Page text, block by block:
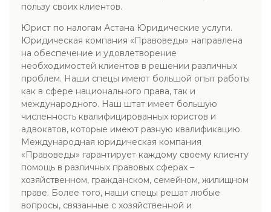
пользу своих клиентов.
Юрист по налогам Астана Юридические услуги.
Юридическая компания «Правоведы» направлена
на обеспечение и удовлетворение
необходимостей клиентов в решении различных
проблем. Наши спецы имеют большой опыт работы
как в сфере национального права, так и
международного. Наш штат имеет большую
численность квалифицированных юристов и
адвокатов, которые имеют разную квалификацию.
Международная юридическая компания
«Правоведы» гарантирует каждому своему клиенту
помощь в различных правовых сферах –
хозяйственном, гражданском, семейном, жилищном
праве. Более того, наши спецы решат любые
вопросы, связанные с хозяйственной и